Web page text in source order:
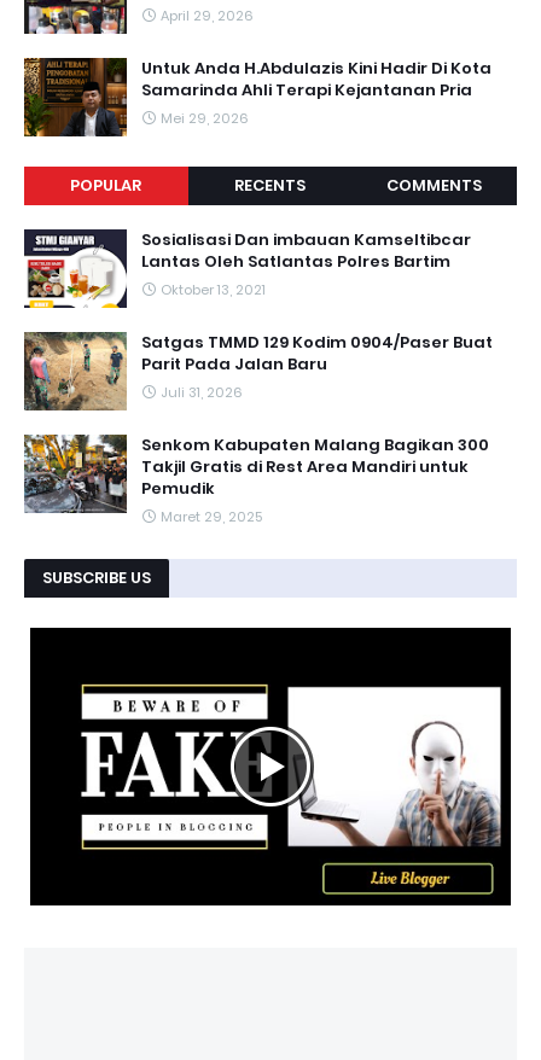
April 29, 2026
Untuk Anda H.Abdulazis Kini Hadir Di Kota
Samarinda Ahli Terapi Kejantanan Pria
Mei 29, 2026
POPULAR RECENTS COMMENTS
Sosialisasi Dan imbauan Kamseltibcar
Lantas Oleh Satlantas Polres Bartim
Oktober 13, 2021
Satgas TMMD 129 Kodim 0904/Paser Buat
Parit Pada Jalan Baru
Juli 31, 2026
Senkom Kabupaten Malang Bagikan 300
Takjil Gratis di Rest Area Mandiri untuk
Pemudik
Maret 29, 2025
SUBSCRIBE US